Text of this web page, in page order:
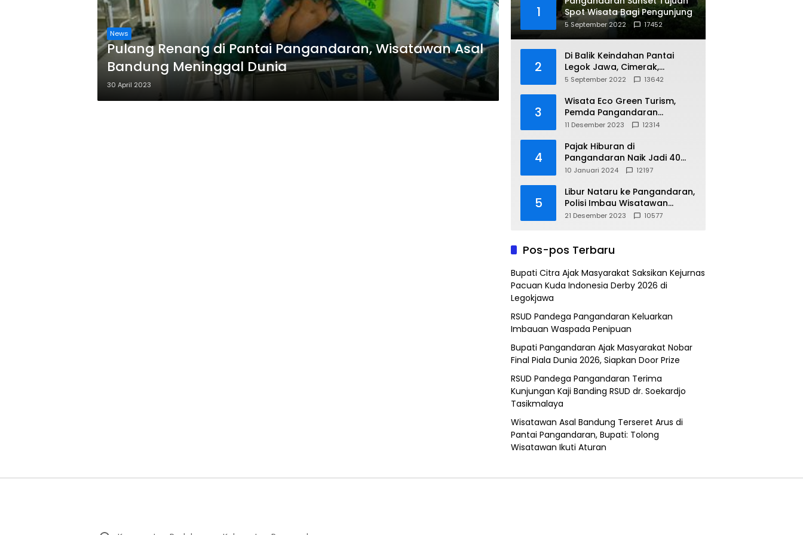
News
Pulang Renang di Pantai Pangandaran, Wisatawan Asal
Bandung Meninggal Dunia
30 April 2023
1
Spot Wisata Bagi Pengunjung
5 September 2022 17452
2
Di Balik Keindahan Pantai
Legok Jawa, Cimerak,
Pangandaran
5 September 2022 13642
3
Wisata Eco Green Turism,
Pemda Pangandaran
Gandeng PLN
11 Desember 2023 12314
4
Pajak Hiburan di
Pangandaran Naik Jadi 40
Persen
10 Januari 2024 12197
5
Libur Nataru ke Pangandaran,
Polisi Imbau Wisatawan
Gunakan Jalur Arteri
21 Desember 2023 10577
Pos-pos Terbaru
Bupati Citra Ajak Masyarakat Saksikan Kejurnas
Pacuan Kuda Indonesia Derby 2026 di
Legokjawa
RSUD Pandega Pangandaran Keluarkan
Imbauan Waspada Penipuan
Bupati Pangandaran Ajak Masyarakat Nobar
Final Piala Dunia 2026, Siapkan Door Prize
RSUD Pandega Pangandaran Terima
Kunjungan Kaji Banding RSUD dr. Soekardjo
Tasikmalaya
Wisatawan Asal Bandung Terseret Arus di
Pantai Pangandaran, Bupati: Tolong
Wisatawan Ikuti Aturan